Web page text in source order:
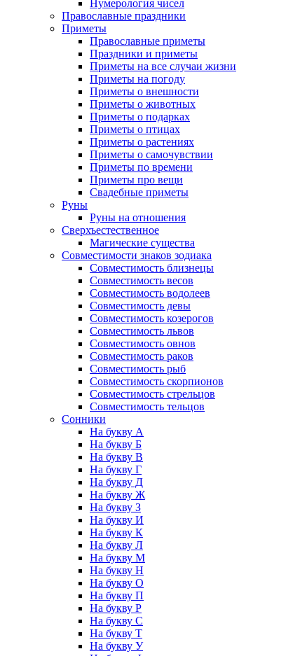
Нумерология чисел
Православные праздники
Приметы
Православные приметы
Праздники и приметы
Приметы на все случаи жизни
Приметы на погоду
Приметы о внешности
Приметы о животных
Приметы о подарках
Приметы о птицах
Приметы о растениях
Приметы о самочувствии
Приметы по времени
Приметы про вещи
Свадебные приметы
Руны
Руны на отношения
Сверхъестественное
Магические существа
Совместимости знаков зодиака
Совместимость близнецы
Совместимость весов
Совместимость водолеев
Совместимость девы
Совместимость козерогов
Совместимость львов
Совместимость овнов
Совместимость раков
Совместимость рыб
Совместимость скорпионов
Совместимость стрельцов
Совместимость тельцов
Сонники
На букву А
На букву Б
На букву В
На букву Г
На букву Д
На букву Ж
На букву З
На букву И
На букву К
На букву Л
На букву М
На букву Н
На букву О
На букву П
На букву Р
На букву С
На букву Т
На букву У